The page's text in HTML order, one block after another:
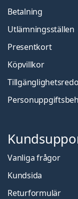
Betalning
Utlämningsställen
Presentkort
Köpvillkor
Vanliga frågor
Kundsida
Returformulär